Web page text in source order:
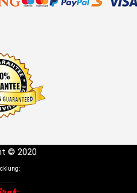
© 2020